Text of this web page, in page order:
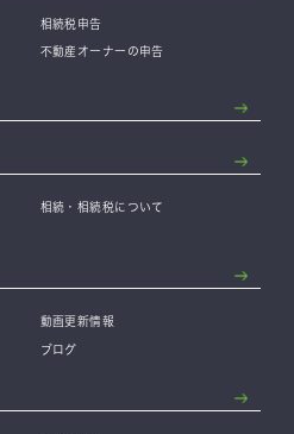
相続税申告
不動産オーナーの申告
相続・相続税について
動画更新情報
ブログ